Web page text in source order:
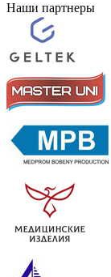
Наши партнеры